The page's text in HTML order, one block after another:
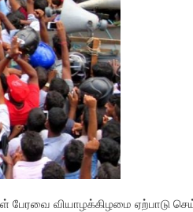
வியாழக்கிழமை ஏற்பாடு